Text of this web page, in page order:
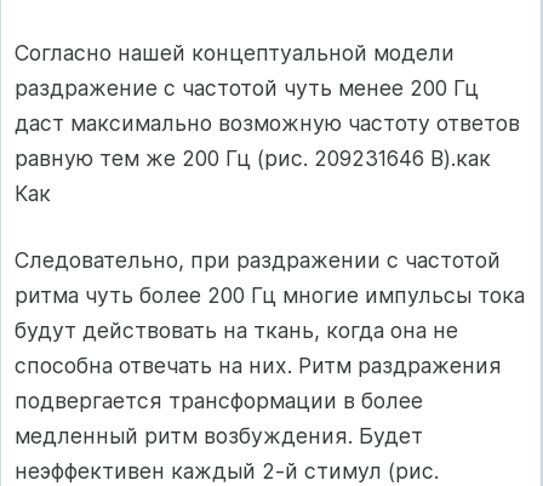
Согласно нашей концептуальной модели
раздражение с частотой чуть менее 200 Гц
даст максимально возможную частоту ответов
равную тем же 200 Гц (рис. 209231646 B).как
Как
Следовательно, при раздражении с частотой
ритма чуть бо­лее 200 Гц многие импульсы тока
будут действовать на ткань, когда она не
способна отвечать на них. Ритм раздражения
подвергается трансформации в более
медленный ритм возбуждения. Будет
неэффективен каждый 2‑й стимул (рис.